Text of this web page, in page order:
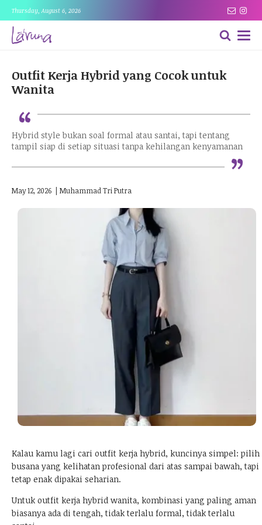
Thursday, August 6, 2026
Outfit Kerja Hybrid yang Cocok untuk
Wanita
“
Hybrid style bukan soal formal atau santai, tapi tentang
tampil siap di setiap situasi tanpa kehilangan kenyamanan
“
May 12, 2026 Muhammad Tri Putra
Kalau kamu lagi cari outfit kerja hybrid, kuncinya simpel: pilih
busana yang kelihatan profesional dari atas sampai bawah, tapi
tetap enak dipakai seharian.
Untuk outfit kerja hybrid wanita, kombinasi yang paling aman
biasanya ada di tengah, tidak terlalu formal, tidak terlalu